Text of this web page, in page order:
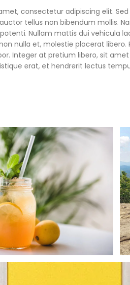
consectetur adipiscing elit.
tellus non bibendum mollis.
Nullam mattis dui vehicula
nulla et, molestie placerat libero.
Integer at pretium libero, sit amet
erat, et hendrerit lectus